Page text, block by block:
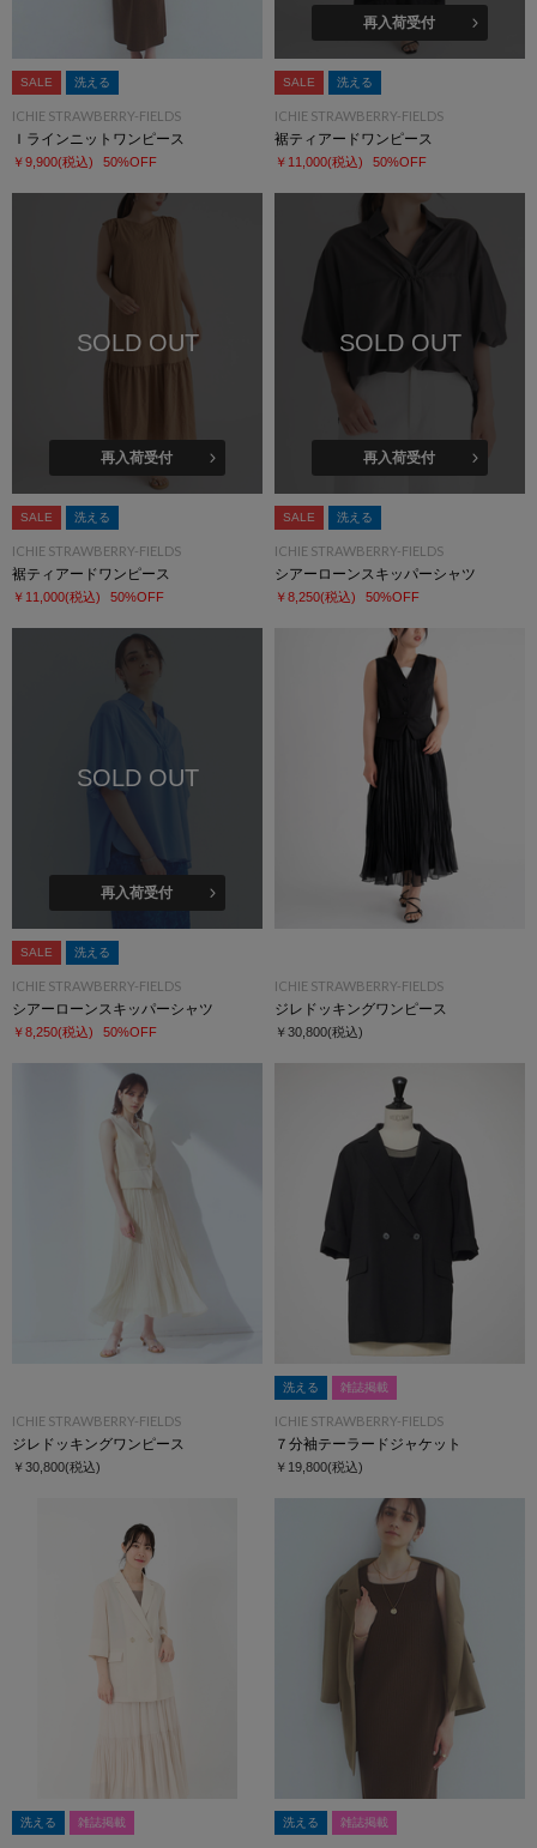
SALE 洗える
ICHIE STRAWBERRY-FIELDS
Ｉラインニットワンピース
￥9,900(税込) 50%OFF
再入荷受付
SALE 洗える
ICHIE STRAWBERRY-FIELDS
裾ティアードワンピース
￥11,000(税込) 50%OFF
SOLD OUT
再入荷受付
SALE 洗える
ICHIE STRAWBERRY-FIELDS
裾ティアードワンピース
￥11,000(税込) 50%OFF
SOLD OUT
再入荷受付
SALE 洗える
ICHIE STRAWBERRY-FIELDS
シアーローンスキッパーシャツ
￥8,250(税込) 50%OFF
SOLD OUT
再入荷受付
SALE 洗える
ICHIE STRAWBERRY-FIELDS
シアーローンスキッパーシャツ
￥8,250(税込) 50%OFF
ICHIE STRAWBERRY-FIELDS
ジレドッキングワンピース
￥30,800(税込)
ICHIE STRAWBERRY-FIELDS
ジレドッキングワンピース
￥30,800(税込)
洗える 雑誌掲載
ICHIE STRAWBERRY-FIELDS
７分袖テーラードジャケット
￥19,800(税込)
洗える 雑誌掲載 洗える 雑誌掲載